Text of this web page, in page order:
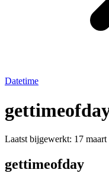
Datetime
Laatst bijgewerkt: 17
gettimeofday